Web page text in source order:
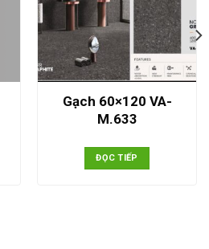
Gạch 60×120 VA-
M.633
ĐỌC TIẾP